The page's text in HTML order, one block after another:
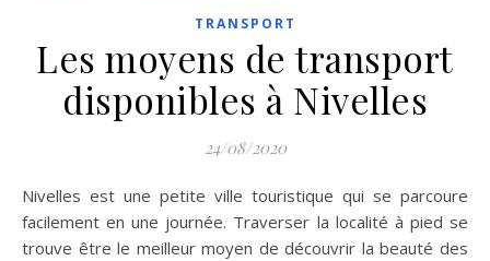
TRANSPORT
Les moyens de transport
disponibles à Nivelles
24/08/2020
Nivelles est une petite ville touristique qui se parcoure
facilement en une journée. Traverser la localité à pied se
trouve être le meilleur moyen de découvrir la beauté des